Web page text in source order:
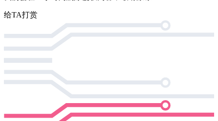
给TA打赏